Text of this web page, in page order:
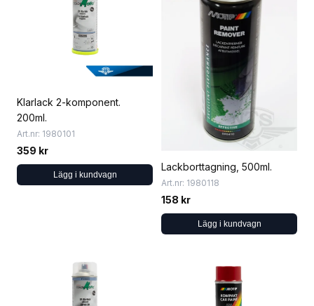
Klarlack 2-komponent.
200ml.
Art.nr: 1980101
359 kr
Lägg i kundvagn
Lackborttagning, 500ml.
Art.nr: 1980118
158 kr
Lägg i kundvagn